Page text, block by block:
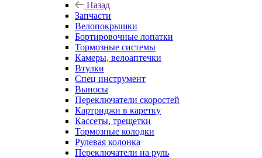
Назад
Запчасти
Велопокрышки
Бортировочные лопатки
Тормозные системы
Камеры, велоаптечки
Втулки
Спец инструмент
Выносы
Переключатели скоростей
Картриджи в каретку
Кассеты, трещетки
Тормозные колодки
Рулевая колонка
Переключатели на руль